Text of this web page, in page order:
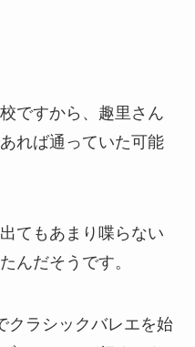
ですから、趣里さん
れば通っていた可能
てもあまり喋らない
んだそうです。
クラシックバレエを始